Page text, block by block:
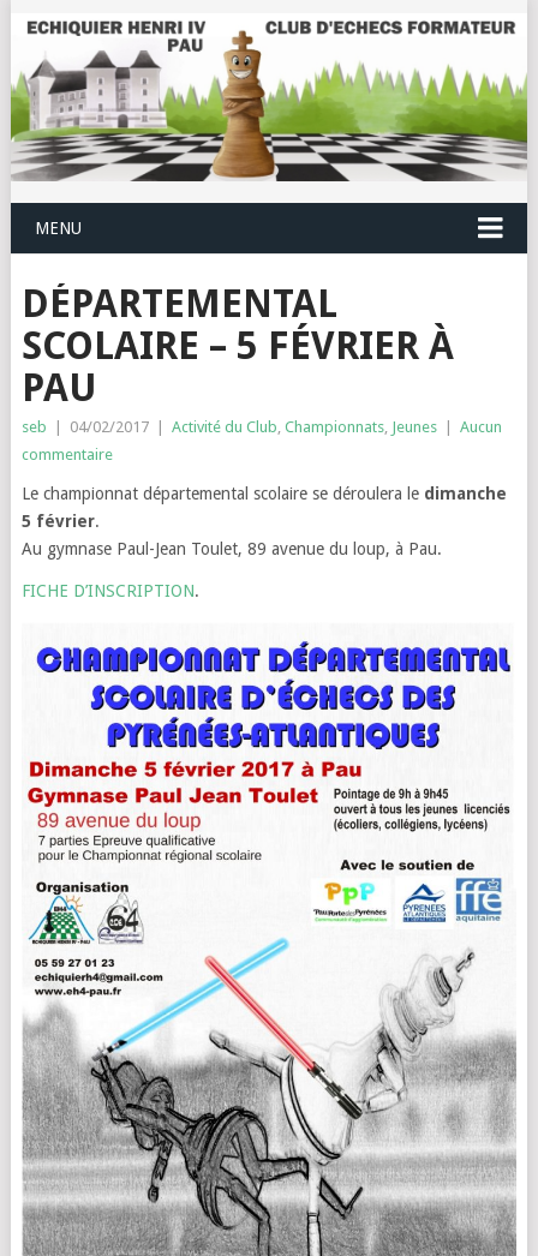
MENU
DÉPARTEMENTAL
SCOLAIRE – 5 FÉVRIER À
PAU
seb 04/02/2017 Activité du Club, Championnats, Jeunes
Aucun
commentaire
Le championnat départemental scolaire se déroulera le dimanche
5 février.
Au gymnase Paul-Jean Toulet, 89 avenue du loup, à Pau.
FICHE D’INSCRIPTION.